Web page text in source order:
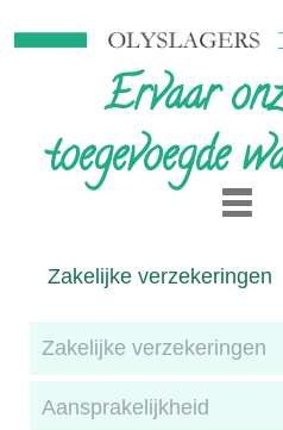
Ervaar
toegevoegde
Zakelijke verzekeringen
Zakelijke verzekeringen
Aansprakelijkheid